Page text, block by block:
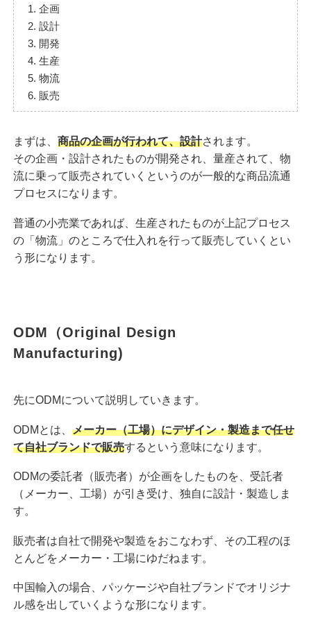
1. 企画
2. 設計
3. 開発
4. 生産
5. 物流
6. 販売
まずは、 商品の企画が行われて、設計されます。
その企画・設計されたものが開発され、量産されて、物
流に乗って販売されていくというのが一般的な商品流通
プロセスになります。
普通の小売業であれば、生産されたものが上記プロセス
の「物流」のところで仕入れを行って販売していくとい
う形になります。
ODM（Original Design
Manufacturing)
先にODMについて説明していきます。
ODMとは、 メーカー（工場）にデザイン・製造まで任せ
て自社ブランドで販売するという意味になります。
ODMの委託者（販売者）が企画をしたものを、受託者
（メーカー、工場）が引き受け、独自に設計・製造しま
す。
販売者は自社で開発や製造をおこなわず、その工程のほ
とんどをメーカー・工場にゆだねます。
中国輸入の場合、パッケージや自社ブランドでオリジナ
ル感を出していくような形になります。